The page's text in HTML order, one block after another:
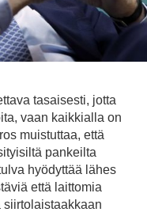
tasaisesti, jotta
vaan kaikkialla on
muistuttaa, että
pankeilta
hyödyttää lähes
että laittomia
siirtolaistaakkaan